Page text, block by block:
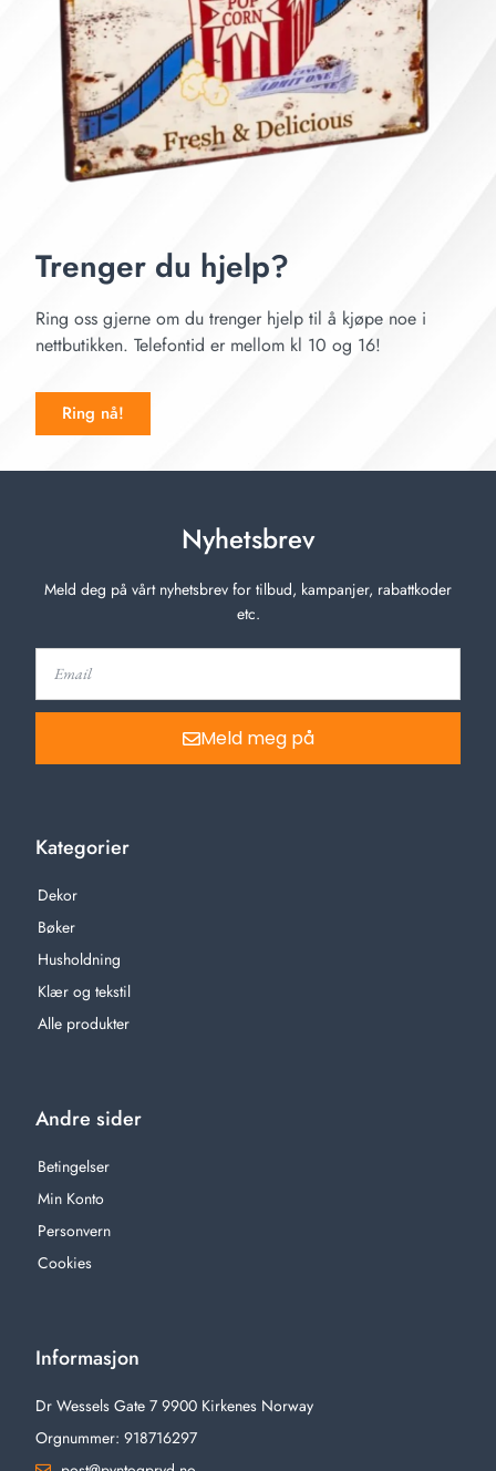
Trenger du hjelp?
Ring oss gjerne om du trenger hjelp til å kjøpe noe i
nettbutikken. Telefontid er mellom kl 10 og 16!
Ring nå!
Nyhetsbrev
Meld deg på vårt nyhetsbrev for tilbud, kampanjer, rabattkoder
etc.
Meld meg på
Kategorier
Dekor
Bøker
Husholdning
Klær og tekstil
Alle produkter
Andre sider
Betingelser
Min Konto
Personvern
Cookies
Informasjon
Dr Wessels Gate 7 9900 Kirkenes Norway
Orgnummer: 918716297